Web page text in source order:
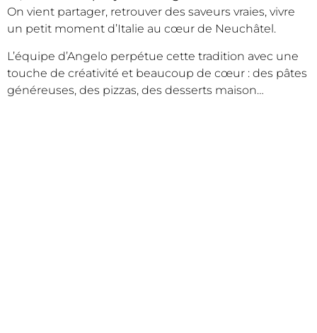
On vient partager, retrouver des saveurs vraies, vivre
un petit moment d’Italie au cœur de Neuchâtel.
L’équipe d’Angelo perpétue cette tradition avec une
touche de créativité et beaucoup de cœur : des pâtes
généreuses, des pizzas, des desserts maison…